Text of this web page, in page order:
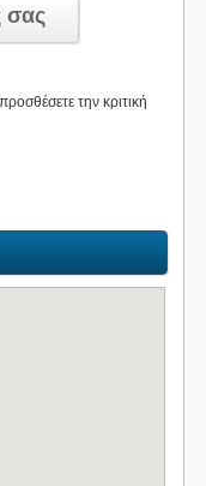
σας
την κριτική